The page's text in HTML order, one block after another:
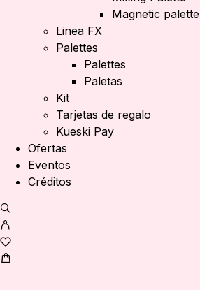
Magnetic palette
Linea FX
Palettes
Palettes
Paletas
Kit
Tarjetas de regalo
Kueski Pay
Ofertas
Eventos
Créditos